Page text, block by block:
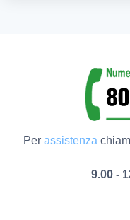
Per assistenza
9.00 -